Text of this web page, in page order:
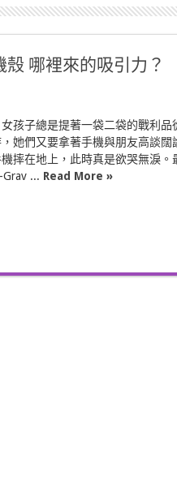
哪裡來的吸引力？
孩子總是提著一袋二袋的戰利品
她們又要拿著手機與朋友高談闊
摔在地上，此時真是欲哭無淚。
... Read More »